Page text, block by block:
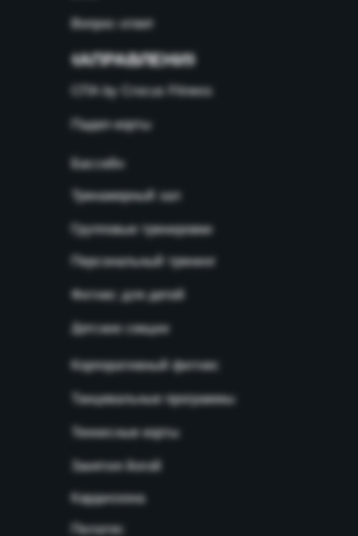
Групповые тренировки
Персональный тренинг
Бассейн
Тренажерный зал
НАПРАВЛЕНИЯ
СПА by Crocus Fitness
Падел-корты
Фитнес для детей
Детские секции
Корпоративный фитнес
Танцевальные программы
Теннисные корты
Занятия йогой
Кардиозона
Пилатес
Вопрос-ответ